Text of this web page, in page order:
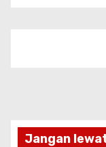
Jangan